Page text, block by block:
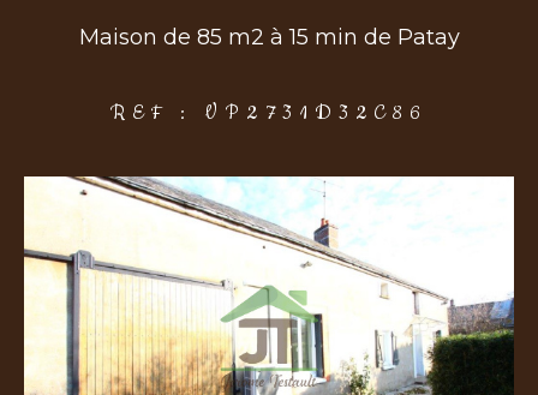
Maison de 85 m2 à 15 min de Patay
REF : VP2731D32C86